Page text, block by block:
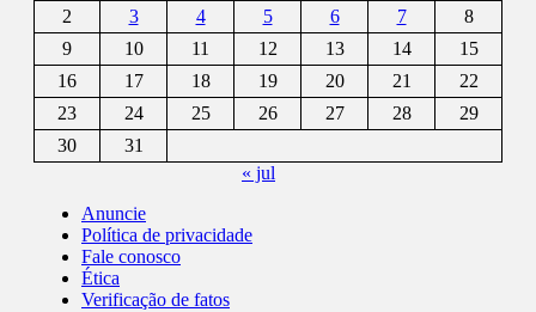
2
3 4 5 6 7
8
9
10 11 12 13 14
15
16
17 18 19 20 21
22
23
24 25 26 27 28
29
30
31
« jul
Anuncie
Política de privacidade
Fale conosco
Ética
Verificação de fatos